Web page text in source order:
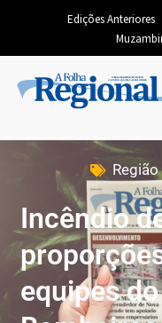
Edições Anteriores
Região
Incêndio
equipes